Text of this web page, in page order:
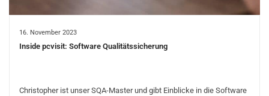
16. November 2023
Inside pcvisit: Software Qualitätssicherung
Christopher ist unser SQA-Master und gibt Einblicke in die Software